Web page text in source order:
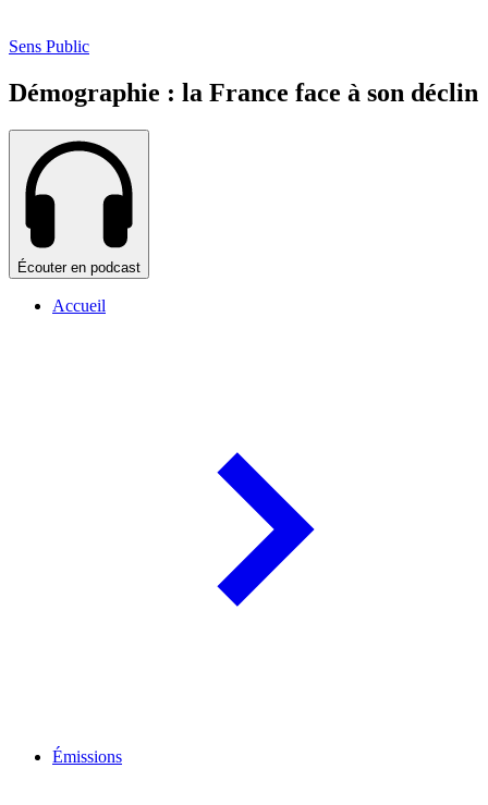
Sens Public
Démographie : la France face à son déclin
Écouter en podcast
Accueil
Émissions